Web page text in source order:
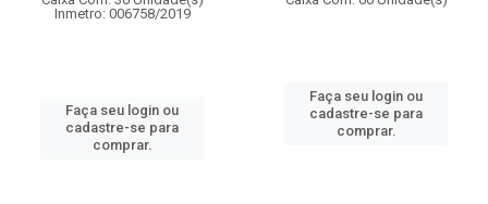
Inmetro: 006758/2019
Faça seu login ou
cadastre-se para
comprar.
Faça seu login ou
cadastre-se para
comprar.